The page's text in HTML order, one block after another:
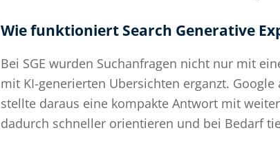
Wie funktioniert Search Generative
Bei SGE wurden Suchanfragen nicht nur mit
mit KI-generierten Ubersichten erganzt.
stellte daraus eine kompakte Antwort mit
dadurch schneller orientieren und bei Bedarf